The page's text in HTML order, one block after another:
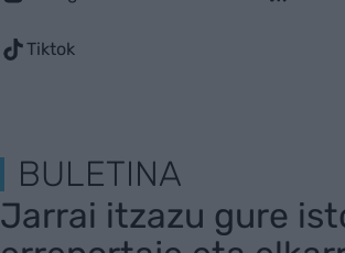
Tiktok
BULETINA
Jarrai itzazu gure